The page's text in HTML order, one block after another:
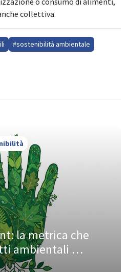
collettiva.
#sostenibilità ambientale
la metrica che
ambientali